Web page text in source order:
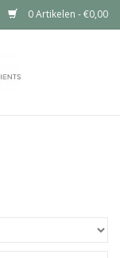
0 Artikelen - €0,00